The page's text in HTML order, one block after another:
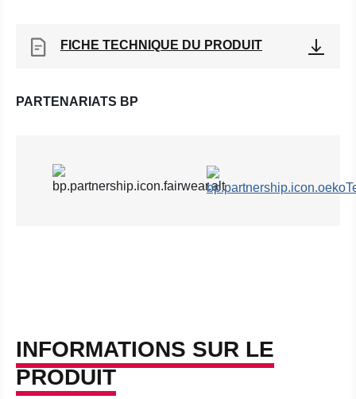
FICHE TECHNIQUE DU PRODUIT
PARTENARIATS BP
INFORMATIONS SUR LE
PRODUIT